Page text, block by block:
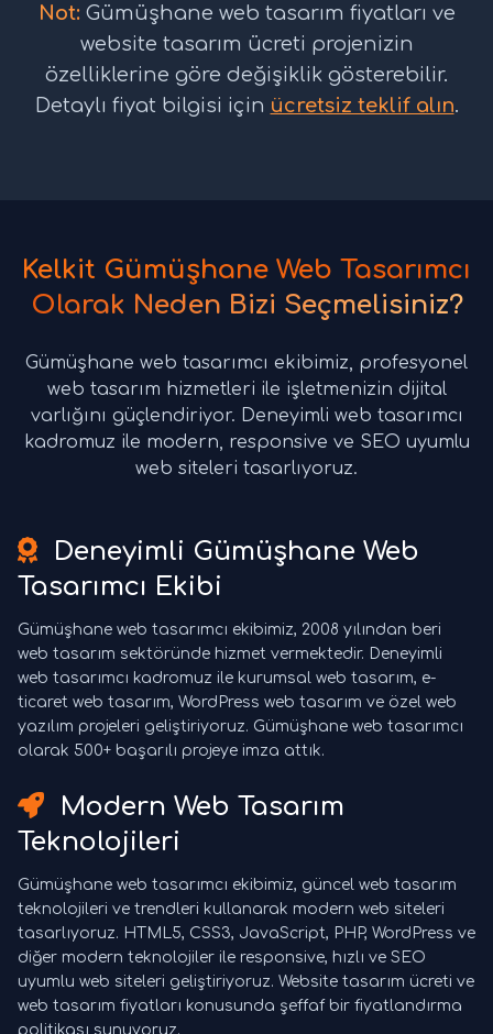
Not:Gümüşhane web tasarım fiyatları ve
website tasarım ücreti projenizin
özelliklerine göre değişiklik gösterebilir.
Detaylı fiyat bilgisi için ücretsiz teklif alın.
Kelkit Gümüşhane Web Tasarımcı
Olarak Neden Bizi Seçmelisiniz?
Gümüşhane web tasarımcı ekibimiz, profesyonel
web tasarım hizmetleri ile işletmenizin dijital
varlığını güçlendiriyor. Deneyimli web tasarımcı
kadromuz ile modern, responsive ve SEO uyumlu
web siteleri tasarlıyoruz.
Deneyimli Gümüşhane Web
Tasarımcı Ekibi
Gümüşhane web tasarımcı ekibimiz, 2008 yılından beri
web tasarım sektöründe hizmet vermektedir. Deneyimli
web tasarımcı kadromuz ile kurumsal web tasarım, e-
ticaret web tasarım, WordPress web tasarım ve özel web
yazılım projeleri geliştiriyoruz. Gümüşhane web tasarımcı
olarak 500+ başarılı projeye imza attık.
Modern Web Tasarım
Teknolojileri
Gümüşhane web tasarımcı ekibimiz, güncel web tasarım
teknolojileri ve trendleri kullanarak modern web siteleri
tasarlıyoruz. HTML5, CSS3, JavaScript, PHP, WordPress ve
diğer modern teknolojiler ile responsive, hızlı ve SEO
uyumlu web siteleri geliştiriyoruz. Website tasarım ücreti ve
web tasarım fiyatları konusunda şeffaf bir fiyatlandırma
politikası sunuyoruz.